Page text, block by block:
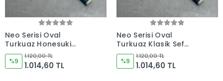
Neo Serisi Oval
Turkuaz Honesuki
225mm Namlu -
Kocakaya El Yapımı
Şef Bıçakları
%9
1.120,00 TL
1.014,60 TL
Neo Serisi Oval
Turkuaz Klasik Şef
Bıçağı 230mm Namlu -
Kocakaya El Yapımı
Şef Bıçakları
%9
1.120,00 TL
1.014,60 TL